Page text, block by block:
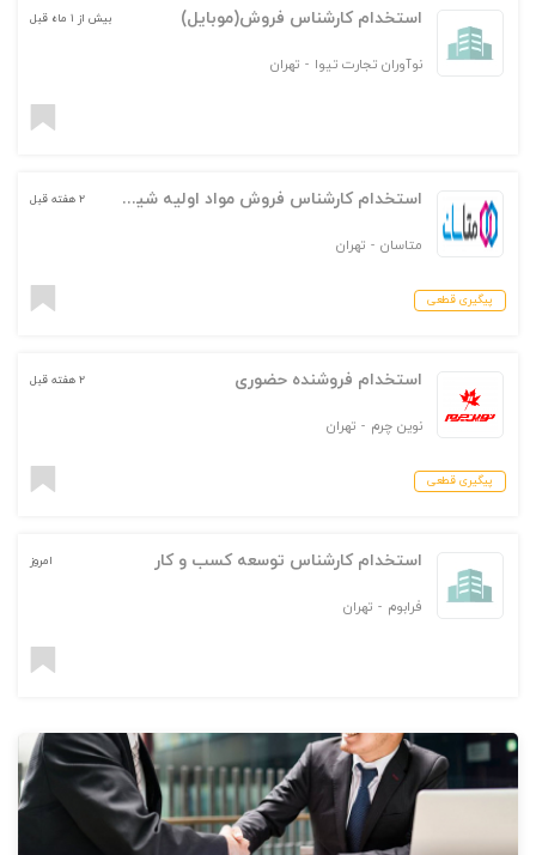
استخدام کارشناس فروش(موبایل)
نوآوران تجارت تیوا - تهران
بیش از ۱ ماه قبل
استخدام کارشناس فروش مواد اولیه شیمیایی (پلی یورتان)
متاسان - تهران
۲ هفته قبل
پیگیری قطعی
استخدام فروشنده حضوری
نوین چرم - تهران
۲ هفته قبل
پیگیری قطعی
استخدام کارشناس توسعه کسب و کار
فرابوم - تهران
امروز